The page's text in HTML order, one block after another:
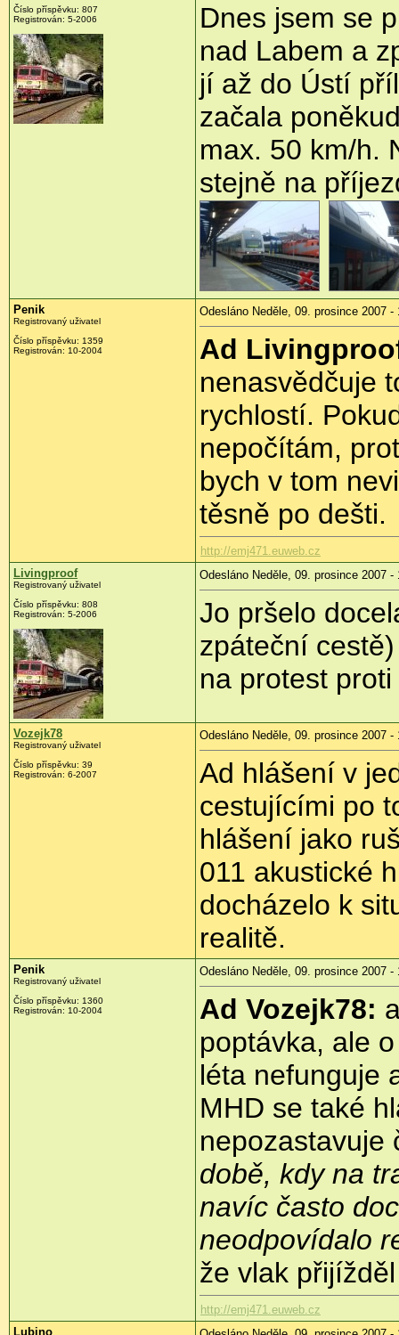
Číslo příspěvku: 807
Registrován: 5-2006
Dnes jsem se
nad Labem a
jí až do Ústí
začala
max. 50 km/h.
stejně na
Penik
Registrovaný uživatel
Číslo příspěvku: 1359
Registrován: 10-2004
Odesláno Neděle, 09. prosince 2007 -
Ad
nenasvědčuje
rychlostí.
nepočítám,
bych v tom
těsně po dešti.
http://emj471.euweb.cz
Livingproof
Registrovaný uživatel
Číslo příspěvku: 808
Registrován: 5-2006
Odesláno Neděle, 09. prosince 2007 -
Jo pršelo
zpáteční
na protest
Vozejk78
Registrovaný uživatel
Číslo příspěvku: 39
Registrován: 6-2007
Odesláno Neděle, 09. prosince 2007 -
Ad hlášení v
cestujícími po
hlášení jako
011 akustické
docházelo k
realitě.
Penik
Registrovaný uživatel
Číslo příspěvku: 1360
Registrován: 10-2004
Odesláno Neděle, 09. prosince 2007 -
Ad Vozejk78:
poptávka, ale
léta nefunguje
MHD se také
nepozastavuje
době, kdy na
navíc často
neodpovídalo
že vlak
http://emj471.euweb.cz
Lubino